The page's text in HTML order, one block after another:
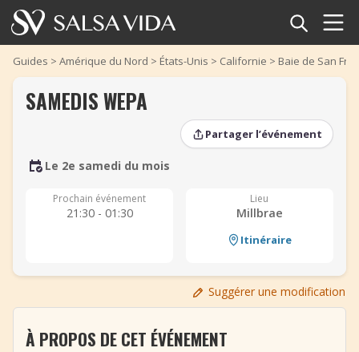
Accueil
Événements
Articles
TuneTempo
Guides > Amérique du Nord > États-Unis > Californie > Baie de San
SAMEDIS WEPA
Partager l’événement
Le 2e samedi du mois
Prochain événement
21:30 - 01:30
Lieu
Millbrae
Itinéraire
Suggérer une modification
À PROPOS DE CET ÉVÉNEMENT